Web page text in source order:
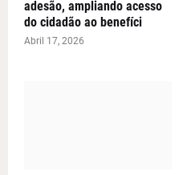
adesão, ampliando acesso
do cidadão ao benefíci
Abril 17, 2026